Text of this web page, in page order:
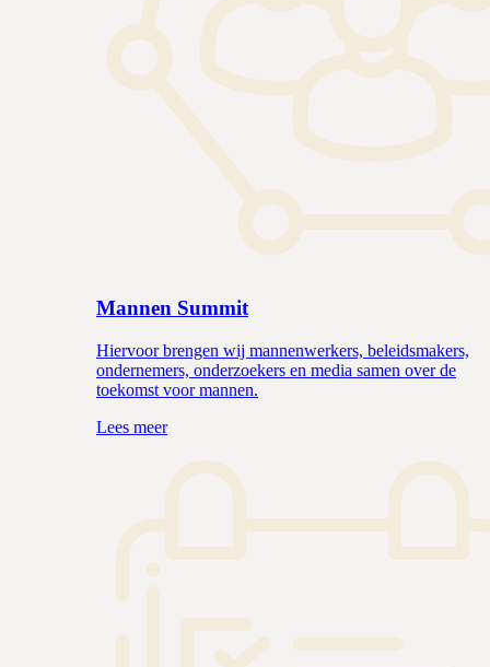
Mannen Summit
Hiervoor brengen wij mannenwerkers, beleidsmakers,
ondernemers, onderzoekers en media samen over de
toekomst voor mannen.
Lees meer